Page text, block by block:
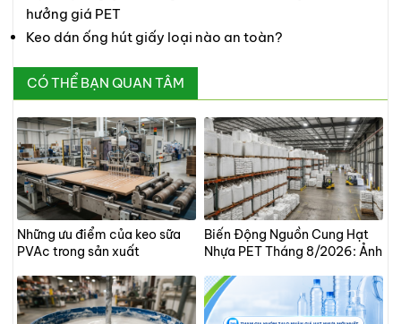
hưởng giá PET
Keo dán ống hút giấy loại nào an toàn?
CÓ THỂ BẠN QUAN TÂM
Những ưu điểm của keo sữa
PVAc trong sản xuất
Biến Động Nguồn Cung Hạt
Nhựa PET Tháng 8/2026: Ảnh